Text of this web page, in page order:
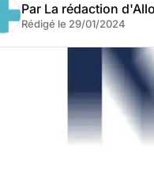
Par La rédaction
Rédigé le 29/01/2024